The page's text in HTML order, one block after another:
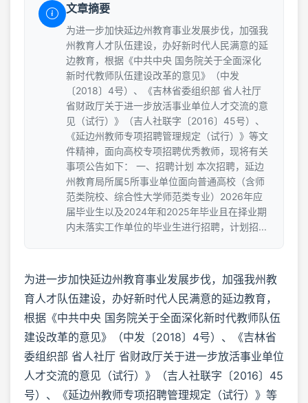
文章摘要
为进一步加快延边州教育事业发展步伐，加强我
州教育人才队伍建设，办好新时代人民满意的延
边教育，根据《中共中央 国务院关于全面深化
新时代教师队伍建设改革的意见》（中发
〔2018〕4号）、《吉林省委组织部 省人社厅
省财政厅关于进一步放活事业单位人才交流的意
见（试行）》（吉人社联字〔2016〕45号）、
《延边州教师专项招聘管理规定（试行）》等文
件精神，面向高校专项招聘优秀教师，现将有关
事项公告如下： 一、招聘计划 本次招聘，延边
州教育局所属5所事业单位面向普通高校（含师
范类院校、综合性大学师范类专业）2026年应
届毕业生以及2024年和2025年毕业且在择业期
内未落实工作单位的毕业生进行招聘，计划招...
为进一步加快延边州教育事业发展步伐，加强我州教
育人才队伍建设，办好新时代人民满意的延边教育，
根据《中共中央 国务院关于全面深化新时代教师队伍
建设改革的意见》（中发〔2018〕4号）、《吉林省
委组织部 省人社厅 省财政厅关于进一步放活事业单位
人才交流的意见（试行）》（吉人社联字〔2016〕45
号）、《延边州教师专项招聘管理规定（试行）》等